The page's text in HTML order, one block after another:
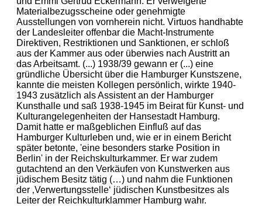
Materialbezugsscheine oder genehmigte
Ausstellungen von vornherein nicht. Virtuos handhabte
der Landesleiter offenbar die Macht-Instrumente
Direktiven, Restriktionen und Sanktionen, er schloß
aus der Kammer aus oder überwies nach Austritt an
das Arbeitsamt. (...) 1938/39 gewann er (...) eine
gründliche Übersicht über die Hamburger Kunstszene,
kannte die meisten Kollegen persönlich, wirkte 1940-
1943 zusätzlich als Assistent an der Hamburger
Kunsthalle und saß 1938-1945 im Beirat für Kunst- und
Kulturangelegenheiten der Hansestadt Hamburg.
Damit hatte er maßgeblichen Einfluß auf das
Hamburger Kulturleben und, wie er in einem Bericht
später betonte, 'eine besonders starke Position in
Berlin' in der Reichskulturkammer. Er war zudem
gutachtend an den Verkäufen von Kunstwerken aus
jüdischem Besitz tätig (…) und nahm die Funktionen
der ‚Verwertungsstelle‘ jüdischen Kunstbesitzes als
Leiter der Reichkulturklammer Hamburg wahr.